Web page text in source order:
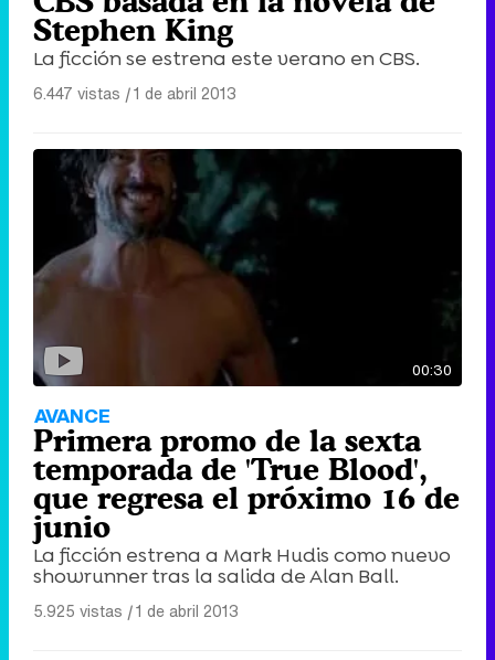
Stephen King
La ficción se estrena este verano en CBS.
6.447 vistas |1 de abril 2013
00:30
AVANCE
Primera promo de la sexta
temporada de 'True Blood',
que regresa el próximo 16 de
junio
La ficción estrena a Mark Hudis como nuevo
showrunner tras la salida de Alan Ball.
5.925 vistas |1 de abril 2013